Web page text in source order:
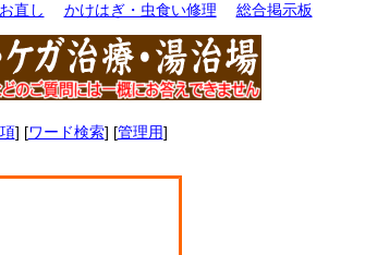
直し かけはぎ・虫食い修理 総合掲示板
] [ワード検索] [管理用]